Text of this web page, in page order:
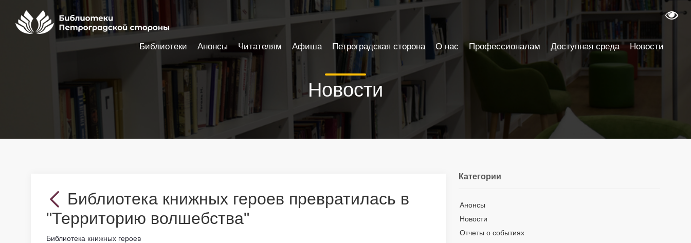
Новости
Библиотека книжных героев превратилась в
"Территорию волшебства"
Библиотека книжных героев
Категории
Анонсы
Новости
Отчеты о событиях
Библиотеки Анонсы Читателям Афиша Петроградская сторона О нас Профессионалам Доступная среда Новости
Настройки доступности